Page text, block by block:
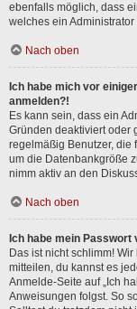
ebenfalls möglich, dass
welches ein
Nach oben
Ich habe mich vor
anmelden?!
Es kann sein, dass ein
Gründen deaktiviert oder
regelmäßig Benutzer, die
um die Datenbankgröße
nimm aktiv an den
Nach oben
Ich habe mein Passwort
Das ist nicht schlimm!
mitteilen, du kannst es
Anmelde-Seite auf „Ich
Anweisungen folgst. So